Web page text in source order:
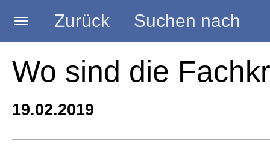
Zurück Suchen nach
Startseite
BLOG HANDWERK
Wo sind die
19.02.2019